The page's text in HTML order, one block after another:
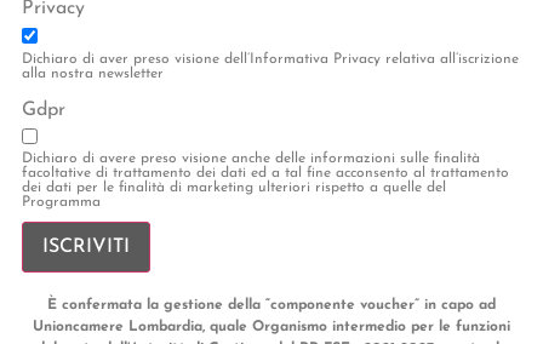
Privacy
Dichiaro di aver preso visione dell’Informativa Privacy relativa all’iscrizione
alla nostra newsletter
Gdpr
Dichiaro di avere preso visione anche delle informazioni sulle finalità
facoltative di trattamento dei dati ed a tal fine acconsento al trattamento
dei dati per le finalità di marketing ulteriori rispetto a quelle del
Programma
ISCRIVITI
È confermata la gestione della “componente voucher” in capo ad
Unioncamere Lombardia, quale Organismo intermedio per le funzioni